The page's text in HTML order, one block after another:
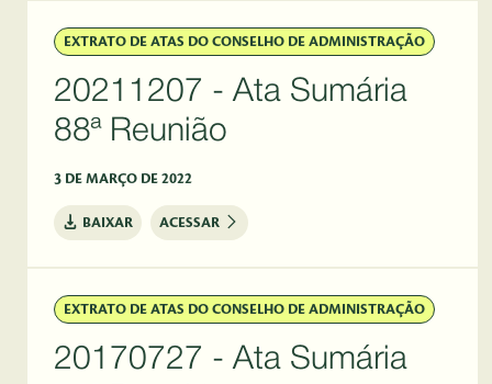
EXTRATO DE ATAS DO CONSELHO DE ADMINISTRAÇÃO
20211207 - Ata Sumária
88ª Reunião
3 DE MARÇO DE 2022
BAIXAR ACESSAR
EXTRATO DE ATAS DO CONSELHO DE ADMINISTRAÇÃO
20170727 - Ata Sumária